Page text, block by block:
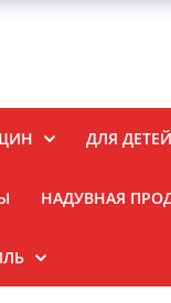
ДЛЯ ДЕТЕЙ
НАДУВНАЯ